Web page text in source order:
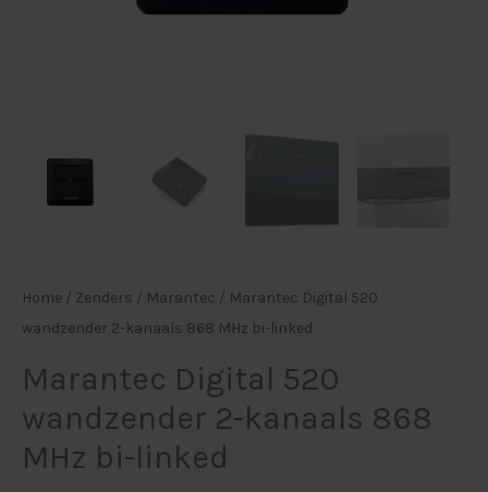
Home / Zenders / Marantec / Marantec Digital 520
wandzender 2-kanaals 868 MHz bi-linked
Marantec Digital 520
wandzender 2-kanaals 868
MHz bi-linked